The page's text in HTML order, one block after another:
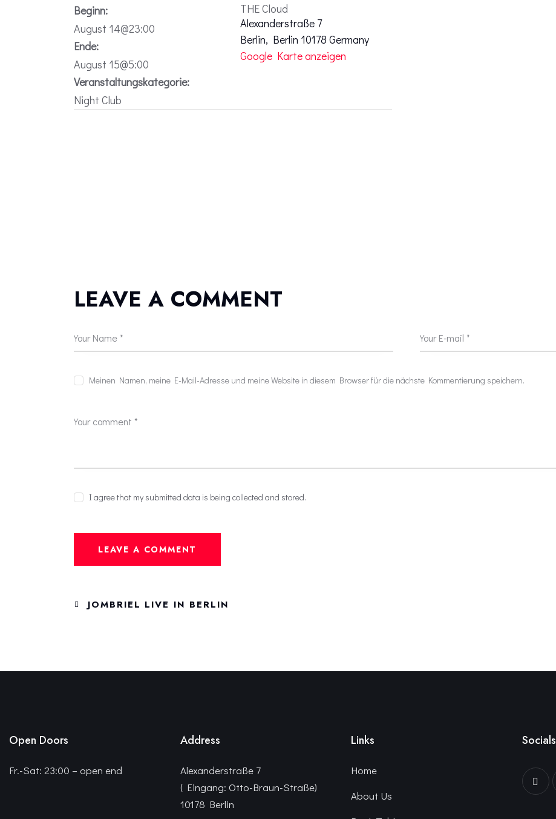
Beginn:
August 14@23:00
Ende:
August 15@5:00
Veranstaltungskategorie:
Night Club
THE Cloud
Alexanderstraße 7
Berlin, Berlin 10178 Germany
Google Karte anzeigen
LEAVE A COMMENT
Meinen Namen, meine E-Mail-Adresse und meine Website in diesem Browser für die nächste Kommentierung speichern.
I agree that my submitted data is being collected and stored.
JOMBRIEL LIVE IN BERLIN
Open Doors
Fr.-Sat: 23:00 – open end
Address
Alexanderstraße 7
( Eingang: Otto-Braun-Straße)
10178 Berlin
Links
Home
About Us
Socials